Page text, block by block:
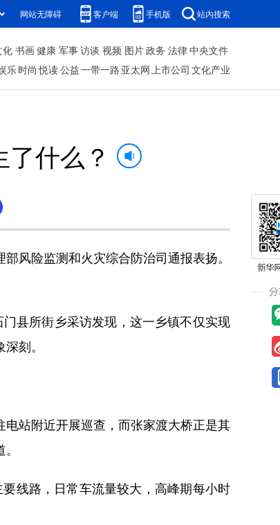
网站无障碍 客户端 手机版 站内搜索
化 书画健康 军事访谈 视频 图片政务 法律中央文件
乐时尚 悦读公益一带一路 亚太网上市公司 文化产业
什么？
风险监测和火灾综合防治司通报表扬。
县所街乡采访发现，这一乡镇不仅实现
刻。
站附近开展巡查，而张家渡大桥正是其
线路，日常车流量较大，高峰期每小时